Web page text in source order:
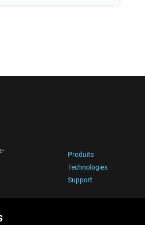
Produits
Technologies
Support